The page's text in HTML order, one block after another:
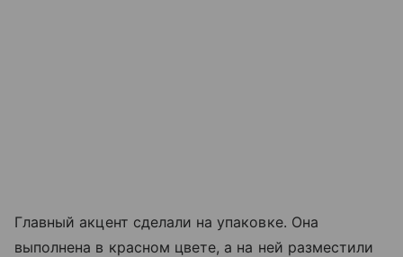
Главный акцент сделали на упаковке. Она
выполнена в красном цвете, а на ней разместили